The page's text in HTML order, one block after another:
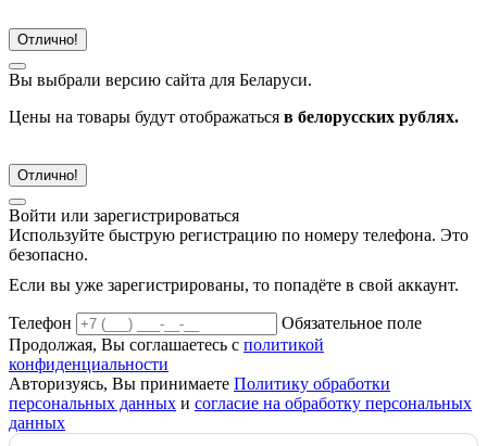
Отлично!
Вы выбрали версию сайта для Беларуси.
Цены на товары будут отображаться в белорусских рублях.
Отлично!
Войти или зарегистрироваться
Используйте быструю регистрацию по номеру телефона. Это
безопасно.
Если вы уже зарегистрированы, то попадёте в свой аккаунт.
Телефон
Обязательное поле
Продолжая, Вы соглашаетесь с политикой
конфиденциальности
Авторизуясь, Вы принимаете Политику обработки
персональных данных и согласие на обработку персональных
данных